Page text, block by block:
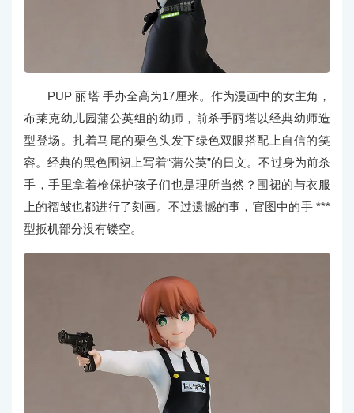
PUP 丽塔 手办全高为17厘米。作为漫画中的女主角，
布莱克幼儿园蒲公英组的幼师，前杀手丽塔以经典幼师造
型登场。扎着马尾的栗色头发下绿色双眼搭配上自信的笑
容。经典的黑色围裙上写着“蒲公英”的日文。不过身为前杀
手，手里拿着枪保护孩子们也是理所当然？围裙的与衣服
上的褶皱也都进行了刻画。不过遗憾的事，官图中的手 ***
型扳机部分没有镂空。